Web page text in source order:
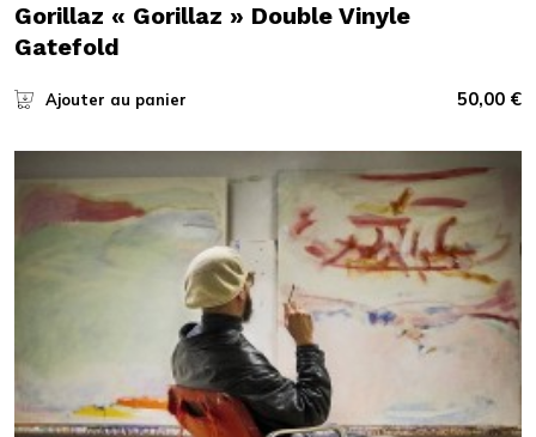
Gorillaz « Gorillaz » Double Vinyle
Gatefold
Ajouter au panier 50,00 €